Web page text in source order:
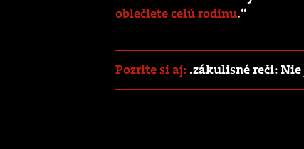
oblečiete celú rodinu.“
Pozrite si aj:.zákulisné reči: